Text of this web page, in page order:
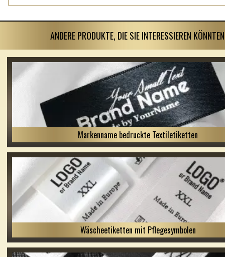
ANDERE PRODUKTE, DIE SIE INTERESSIEREN
Markenname bedruckte Textiletiketten
Wäscheetiketten mit Pflegesymbolen